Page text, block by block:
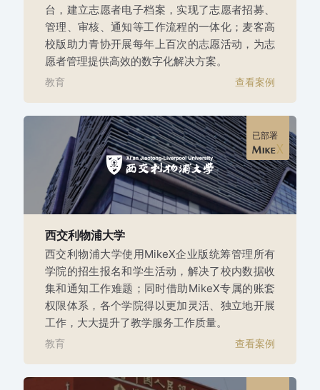
台，建立志愿者电子档案，实现了志愿者招募、
管理、审核、通知等工作流程的一体化；麦客高
校版助力青协开展每年上百次的志愿活动，为志
愿者管理提供高效的数字化解决方案。
教育 查看案例
已部署
西交利物浦大学
西交利物浦大学使用MikeX企业版统筹管理所有
学院的招生报名和学生活动，解决了校内数据收
集和通知工作难题；同时借助MikeX专属的账套
权限体系，各个学院得以更加灵活、独立地开展
工作，大大提升了教学服务工作质量。
教育 查看案例